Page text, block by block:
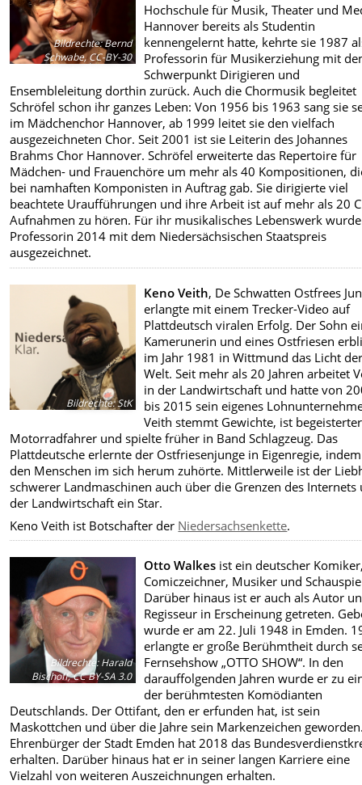
Bildrechte:Bernd
Schwabe, CC-BY-30
Hochschule für Musik, Theater und
Hannover bereits als Studentin
kennengelernt hatte, kehrte sie 1987
Professorin für Musikerziehung mit
Schwerpunkt Dirigieren und
Ensembleleitung dorthin zurück. Auch die Chormusik begleitet
Schröfel schon ihr ganzes Leben: Von 1956 bis 1963 sang sie
im Mädchenchor Hannover, ab 1999 leitet sie den vielfach
ausgezeichneten Chor. Seit 2001 ist sie Leiterin des Johannes
Brahms Chor Hannover. Schröfel erweiterte das Repertoire für
Mädchen- und Frauenchöre um mehr als 40 Kompositionen,
bei namhaften Komponisten in Auftrag gab. Sie dirigierte viel
beachtete Uraufführungen und ihre Arbeit ist auf mehr als 20
Aufnahmen zu hören. Für ihr musikalisches Lebenswerk
Professorin 2014 mit dem Niedersächsischen Staatspreis
ausgezeichnet.
Bildrechte:StK
Keno Veith, De Schwatten Ostfrees
erlangte mit einem Trecker-Video auf
Plattdeutsch viralen Erfolg. Der Sohn
Kamerunerin und eines Ostfriesen
im Jahr 1981 in Wittmund das Licht
Welt. Seit mehr als 20 Jahren arbeitet
in der Landwirtschaft und hatte von
bis 2015 sein eigenes
Veith stemmt Gewichte, ist begeisterter
Motorradfahrer und spielte früher in Band Schlagzeug. Das
Plattdeutsche erlernte der Ostfriesenjunge in Eigenregie,
den Menschen im sich herum zuhörte. Mittlerweile ist der
schwerer Landmaschinen auch über die Grenzen des Internets
der Landwirtschaft ein Star.
Keno Veith ist Botschafter der Niedersachsenkette.
Bildrechte:Harald
Bischoff, CC BY-SA 3.0
Otto Walkes ist ein deutscher
Comiczeichner, Musiker und
Darüber hinaus ist er auch als Autor
Regisseur in Erscheinung getreten.
wurde er am 22. Juli 1948 in Emden.
erlangte er große Berühmtheit durch
Fernsehshow „OTTO SHOW“. In den
darauffolgenden Jahren wurde er zu
der berühmtesten Komödianten
Deutschlands. Der Ottifant, den er erfunden hat, ist sein
Maskottchen und über die Jahre sein Markenzeichen
Ehrenbürger der Stadt Emden hat 2018 das
erhalten. Darüber hinaus hat er in seiner langen Karriere eine
Vielzahl von weiteren Auszeichnungen erhalten.